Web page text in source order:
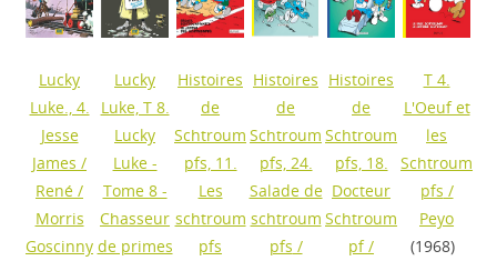
Lucky
Luke., 4.
Jesse
James /
René /
Morris
Goscinny
Lucky
Luke, T 8.
Lucky
Luke -
Tome 8 -
Chasseur
de primes
Histoires
de
Schtroum
pfs, 11.
Les
schtroum
pfs
Histoires
de
Schtroum
pfs, 24.
Salade de
schtroum
pfs /
Histoires
de
Schtroum
pfs, 18.
Docteur
Schtroum
pf/
T 4.
L'Oeuf et
les
Schtroum
pfs /
Peyo
(1968)